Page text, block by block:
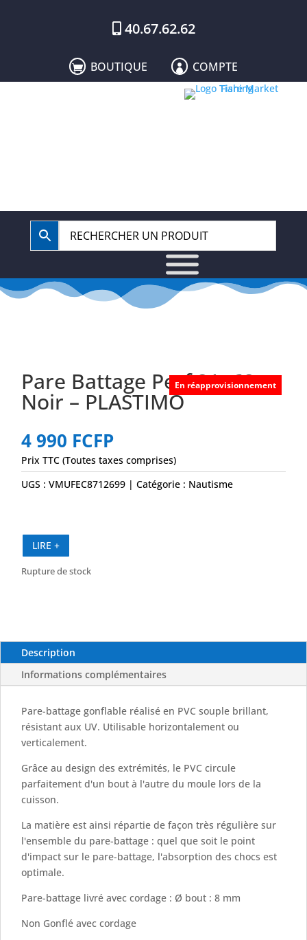
40.67.62.62
 BOUTIQUE  COMPTE
Pare Battage Perf 21×62
Noir – PLASTIMO
4 990 FCFP
En réapprovisionnement
Prix TTC (Toutes taxes comprises)
UGS :VMUFEC8712699 Catégorie : Nautisme
LIRE +
Rupture de stock
Description
Informations complémentaires
Pare-battage gonflable réalisé en PVC souple brillant,
résistant aux UV. Utilisable horizontalement ou
verticalement.
Grâce au design des extrémités, le PVC circule
parfaitement d'un bout à l'autre du moule lors de la
cuisson.
La matière est ainsi répartie de façon très régulière sur
l'ensemble du pare-battage : quel que soit le point
d'impact sur le pare-battage, l'absorption des chocs est
optimale.
Pare-battage livré avec cordage : Ø bout : 8 mm
Non Gonflé avec cordage